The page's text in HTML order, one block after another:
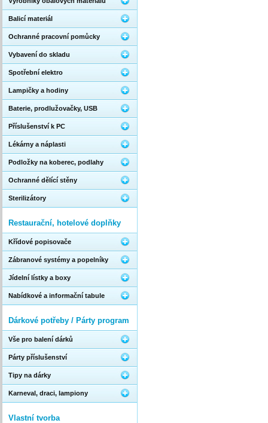
Balicí materiál
Ochranné pracovní pomůcky
Vybavení do skladu
Spotřební elektro
Lampičky a hodiny
Baterie, prodlužovačky, USB
Příslušenství k PC
Lékárny a náplasti
Podložky na koberec, podlahy
Ochranné dělící stěny
Sterilizátory
Restaurační, hotelové doplňky
Křídové popisovače
Zábranové systémy a popelníky
Jídelní lístky a boxy
Nabídkové a informační tabule
Dárkové potřeby / Párty program
Vše pro balení dárků
Párty příslušenství
Tipy na dárky
Karneval, draci, lampiony
Vlastní tvorba